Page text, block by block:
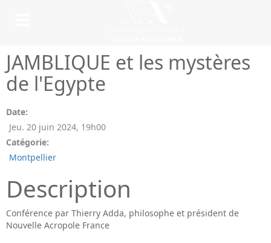
JAMBLIQUE et les mystères
de l'Egypte
Date:
Jeu. 20 juin 2024, 19h00
Catégorie:
Montpellier
Description
Conférence par Thierry Adda, philosophe et président de
Nouvelle Acropole France